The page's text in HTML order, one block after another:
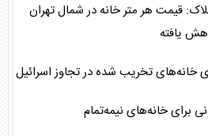
قیمت هر متر خانه در شمال تهران
خانه‌های تخریب شده در تجاوز اسرائیل